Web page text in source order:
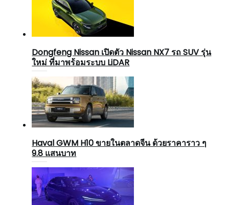
Dongfeng Nissan เปิดตัว Nissan NX7 รถ SUV รุ่น
ใหม่ ที่มาพร้อมระบบ LiDAR
Haval GWM H10 ขายในตลาดจีน ด้วยราคาราว ๆ
9.8 แสนบาท